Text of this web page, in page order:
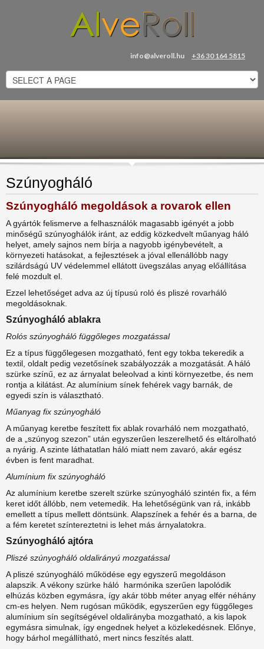
Bemutatótermünk
zárva lesz!
Díjmentes felmérés
Budapesten és környékén!
Reset internally from your device’s BIOS ...
Best dating sites for over 50
Many local newspapers had online personals in t...
Pliszé
Pliszé – különleges árnyékoló, modern des...
AlveRoll árnyékolás
Roló
Konzolos roletta
Tokozott roletta
Napháló roló
Római roló
Sávroló
Függöny
Blackout függöny
Spagetti függöny
Pliszé
Galéria
Textil minták
Kapcsolat
info@alveroll.hu +36 30 164 5815
Szúnyogháló
Szúnyogháló megoldások a rovarok ellen
A gyártók felismerve a felhasználók magasabb igényét a jobb
minőségű szúnyoghálók iránt, az eddig közkedvelt műanyag háló
helyet, amely sajnos nem bírja a nagyobb igénybevételt, a
környezeti hatásokat, a fejlesztések a jóval ellenállóbb nagy
szilárdságú UV védelemmel ellátott üvegszálas anyag előállítása
felé mozdult el.
Ezzel lehetőséget adva az új típusú roló és pliszé rovarháló
megoldásoknak.
Szúnyogháló ablakra
Rolós szúnyogháló függőleges mozgatással
Ez a típus függőlegesen mozgatható, fent egy tokba tekeredik a
textil, oldalt pedig vezetősínek szabályozzák a mozgatását. A háló
szürke színű, ez az árnyalat beleolvad a kinti környezetbe, és nem
rontja a kilátást. Az alumínium sínek fehérek vagy barnák, de
egyedi szín is választható.
Műanyag fix szúnyogháló
A műanyag keretbe feszített fix ablak rovarháló nem mozgatható,
de a „szúnyog szezon” után egyszerűen leszerelhető és eltárolható
a nyárig. A szinte láthatatlan háló miatt nem zavaró, akár egész
évben is fent maradhat.
Alumínium fix szúnyogháló
Az alumínium keretbe szerelt szürke szúnyogháló szintén fix, a fém
keret időt állóbb, nem vetemedik. Ha lehetőségünk van rá, inkább
emellett a típus mellett döntsünk. Alapszínek a fehér és a barna, de
a fém keretet színtereztetni is lehet más árnyalatokra.
Szúnyogháló ajtóra
Pliszé szúnyogháló oldalirányú mozgatással
A pliszé szúnyogháló működése egy egyszerű megoldáson
alapszik. A vékony szürke háló harmónika szerűen lapolódik
elhúzás közben egymásra, így akár több méter anyag elfér néhány
cm-es helyen. Nem rugósan működik, egyszerűen egy függőleges
alumínium sín segítségével oldalirányba mozgatható, a kis lapok
egymásra simulnak, így engednek helyet a közlekedésnek. Előnye,
hogy bárhol megállítható, mert nincs feszítés alatt.